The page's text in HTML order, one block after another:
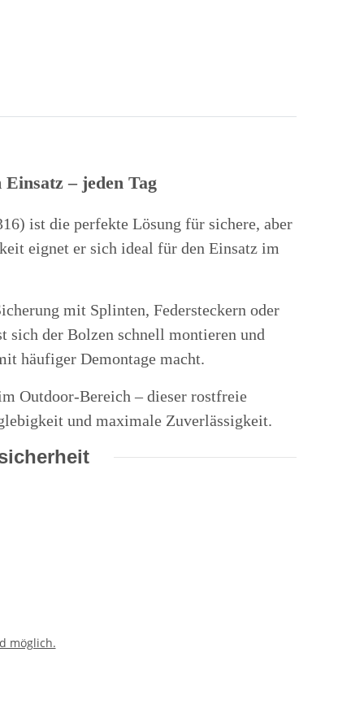
– jeden Tag
ist die perfekte Lösung für sichere, aber
eignet er sich ideal für den Einsatz im
mit Splinten, Federsteckern oder
sich der Bolzen schnell montieren und
häufiger Demontage macht.
Outdoor-Bereich – dieser rostfreie
und maximale Zuverlässigkeit.
möglich.